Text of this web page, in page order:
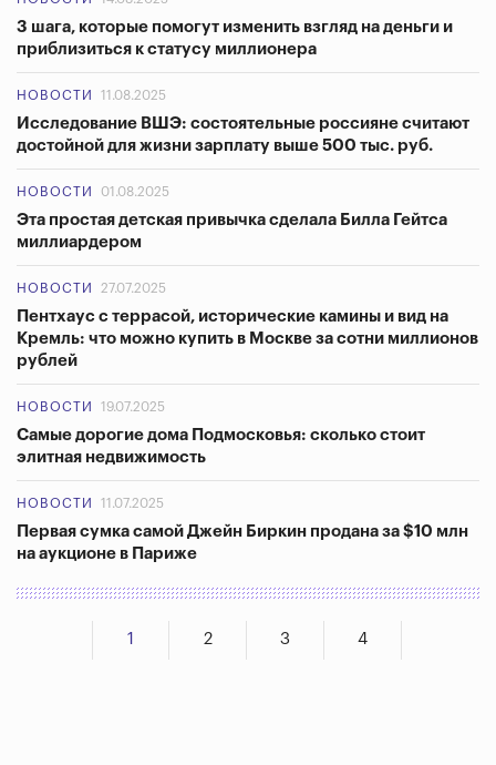
3 шага, которые помогут изменить взгляд на деньги и
приблизиться к статусу миллионера
НОВОСТИ 11.08.2025
Исследование ВШЭ: состоятельные россияне считают
достойной для жизни зарплату выше 500 тыс. руб.
НОВОСТИ 01.08.2025
Эта простая детская привычка сделала Билла Гейтса
миллиардером
НОВОСТИ 27.07.2025
Пентхаус с террасой, исторические камины и вид на
Кремль: что можно купить в Москве за сотни миллионов
рублей
НОВОСТИ 19.07.2025
Самые дорогие дома Подмосковья: сколько стоит
элитная недвижимость
НОВОСТИ 11.07.2025
Первая сумка самой Джейн Биркин продана за $10 млн
на аукционе в Париже
1 2 3 4